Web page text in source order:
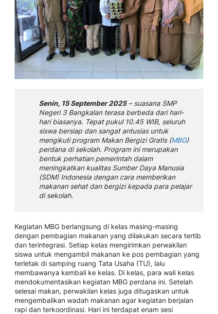
Senin, 15 September 2025– suasana SMP
Negeri 3 Bangkalan terasa berbeda dari hari-
hari biasanya. Tepat pukul 10.45 WIB, seluruh
siswa bersiap dan sangat antusias untuk
mengikuti program Makan Bergizi Gratis (MBG)
perdana di sekolah. Program ini merupakan
bentuk perhatian pemerintah dalam
meningkatkan kualitas Sumber Daya Manusia
(SDM) Indonesia dengan cara memberikan
makanan sehat dan bergizi kepada para pelajar
di sekolah.
Kegiatan MBG berlangsung di kelas masing-masing
dengan pembagian makanan yang dilakukan secara tertib
dan terintegrasi. Setiap kelas mengirimkan perwakilan
siswa untuk mengambil makanan ke pos pembagian yang
terletak di samping ruang Tata Usaha (TU), lalu
membawanya kembali ke kelas. Di kelas, para wali kelas
mendokumentasikan kegiatan MBG perdana ini. Setelah
selesai makan, perwakilan kelas juga ditugaskan untuk
mengembalikan wadah makanan agar kegiatan berjalan
rapi dan terkoordinasi. Hari ini terdapat enam sesi